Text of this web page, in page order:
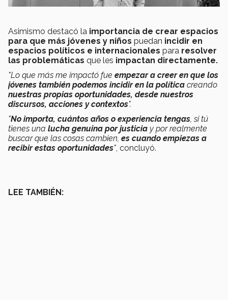
Asimismo destacó la importancia de crear espacios
para que más jóvenes y niños puedan incidir en
espacios políticos e internacionales para resolver
las problemáticas que les impactan directamente.
"Lo que más me impactó fue empezar a creer en que los
jóvenes también podemos incidir en la política creando
nuestras propias oportunidades, desde nuestros
discursos, acciones y contextos".
"No importa, cuántos años o experiencia tengas, si tú
tienes una lucha genuina por justicia y por realmente
buscar que las cosas cambien, es cuando empiezas a
recibir estas oportunidades", concluyó.
LEE TAMBIÉN: